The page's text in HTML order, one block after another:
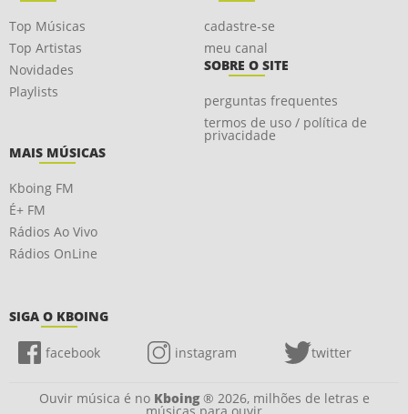
Top Músicas
Top Artistas
Novidades
Playlists
cadastre-se
meu canal
SOBRE O SITE
perguntas frequentes
termos de uso / política de
privacidade
MAIS MÚSICAS
Kboing FM
É+ FM
Rádios Ao Vivo
Rádios OnLine
SIGA O KBOING
facebook instagram twitter
Ouvir música é no Kboing® 2026, milhões de letras e
músicas para ouvir